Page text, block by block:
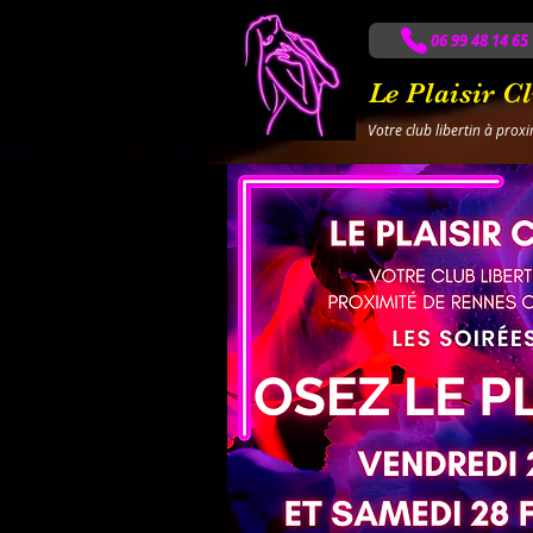
Le Plaisir
Votre club libertin à
06 99 48 14 65